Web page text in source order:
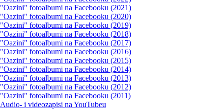
"Oazini" fotoalbumi na Facebooku (2021)
"Oazini" fotoalbumi na Facebooku (2020)
"Oazini" fotoalbumi na Facebooku (2019)
"Oazini" fotoalbumi na Facebooku (2018)
"Oazini" fotoalbumi na Facebooku (2017)
"Oazini" fotoalbumi na Facebooku (2016)
"Oazini" fotoalbumi na Facebooku (2015)
"Oazini" fotoalbumi na Facebooku (2014)
"Oazini" fotoalbumi na Facebooku (2013)
"Oazini" fotoalbumi na Facebooku (2012)
"Oazini" fotoalbumi na Facebooku (2011)
Audio- i videozapisi na YouTubeu